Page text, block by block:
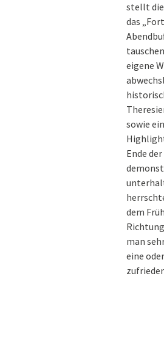
stellt die
das
eigene
sowie
Ende
dem
man
eine